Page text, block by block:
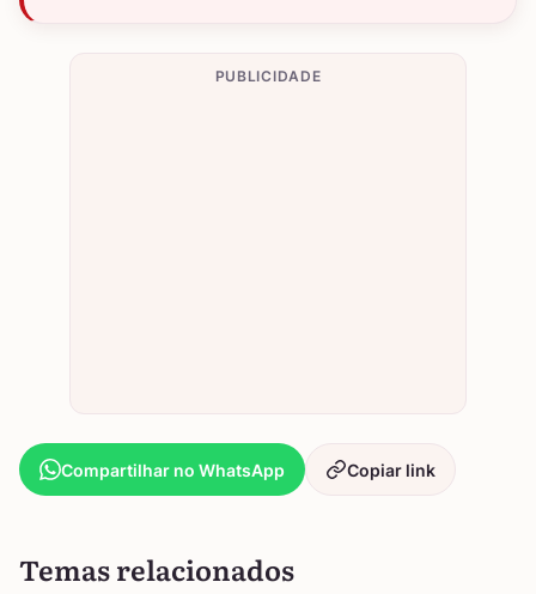
PUBLICIDADE
Compartilhar no WhatsApp Copiar link
Temas relacionados